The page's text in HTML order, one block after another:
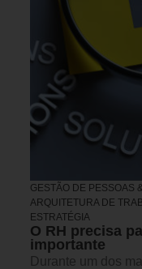
GESTÃO DE PESSOAS &
ARQUITETURA DE
ESTRATÉGIA
O RH precisa
importante
Durante um dos